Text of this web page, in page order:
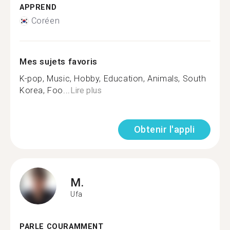
APPREND
Coréen
Mes sujets favoris
K-pop, Music, Hobby, Education, Animals, South
Korea, Foo...Lire plus
Obtenir l'appli
M.
Ufa
PARLE COURAMMENT